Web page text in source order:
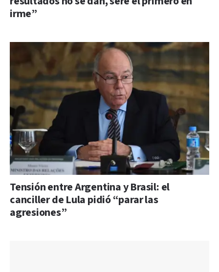
irme”
Tensión entre Argentina y Brasil: el
canciller de Lula pidió “parar las
agresiones”